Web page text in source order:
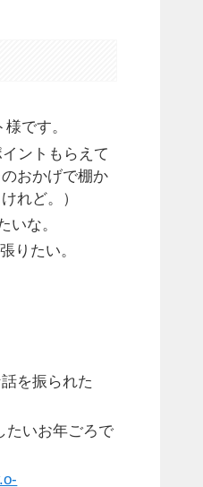
です。
ントもらえて
おかげで棚か
れど。）
いな。
りたい。
を振られた
たいお年ごろで